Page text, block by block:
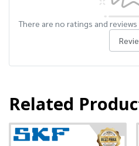
There are no ratings and
Related